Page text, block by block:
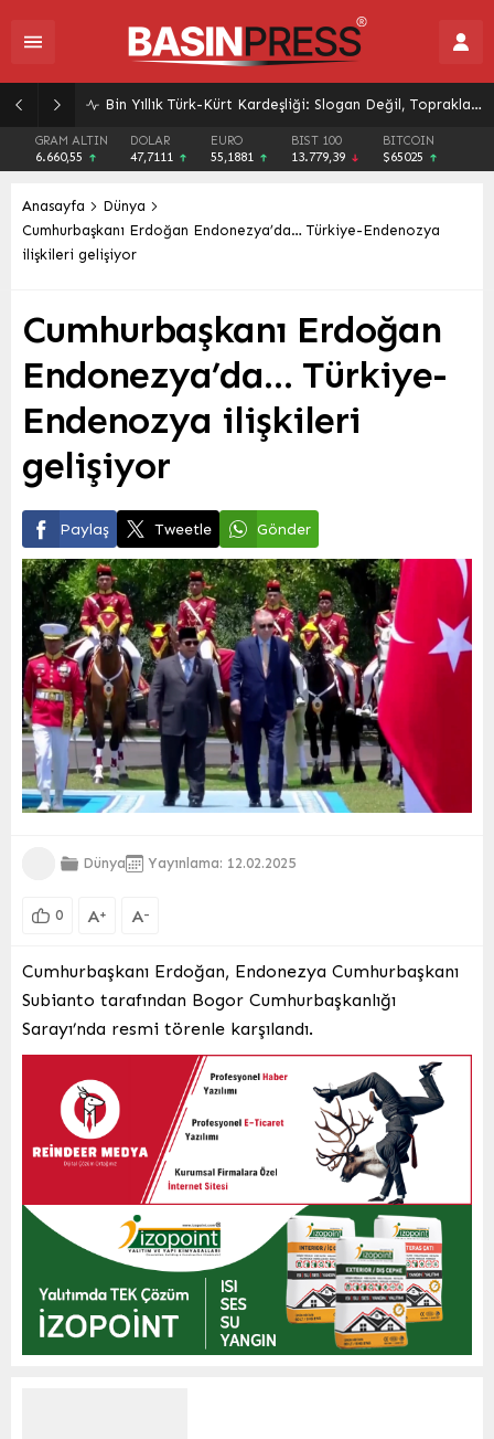
Bin Yıllık Türk-Kürt Kardeşliği: Slogan Değil, Toprakların Gerçeği
GRAM ALTIN
6.660,55
DOLAR
47,7111
EURO
55,1881
BIST 100
13.779,39
BITCOIN
$65025
Anasayfa
Dünya
Cumhurbaşkanı Erdoğan Endonezya’da… Türkiye-Endenozya
ilişkileri gelişiyor
Cumhurbaşkanı Erdoğan
Endonezya’da… Türkiye-
Endenozya ilişkileri
gelişiyor
Paylaş Tweetle Gönder
Dünya Yayınlama: 12.02.2025
0 A+ A-
Cumhurbaşkanı Erdoğan, Endonezya Cumhurbaşkanı
Subianto tarafından Bogor Cumhurbaşkanlığı
Sarayı’nda resmi törenle karşılandı.